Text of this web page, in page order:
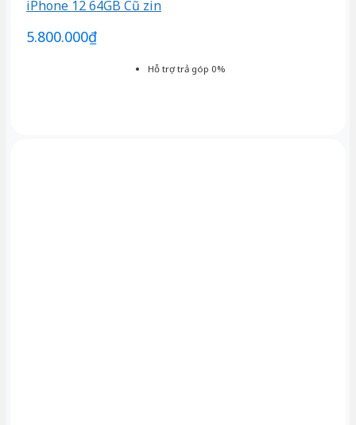
Hỗ trợ trả góp 0%
iPhone 12 64GB Cũ zin
5.800.000₫